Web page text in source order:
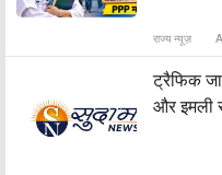
राज्य न्यूज़
ट्रैफिक
और इमली